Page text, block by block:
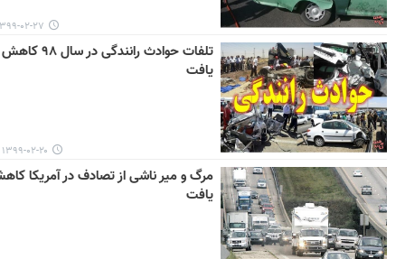
۱۳۹۹-۰۲-۲۷
تلفات حوادث رانندگی در سال ۹۸ کاهش
یافت
۱۳۹۹-۰۲-۲۰ ۱۳:۳۷
مرگ و میر ناشی از تصادف ​در آمریکا
یافت